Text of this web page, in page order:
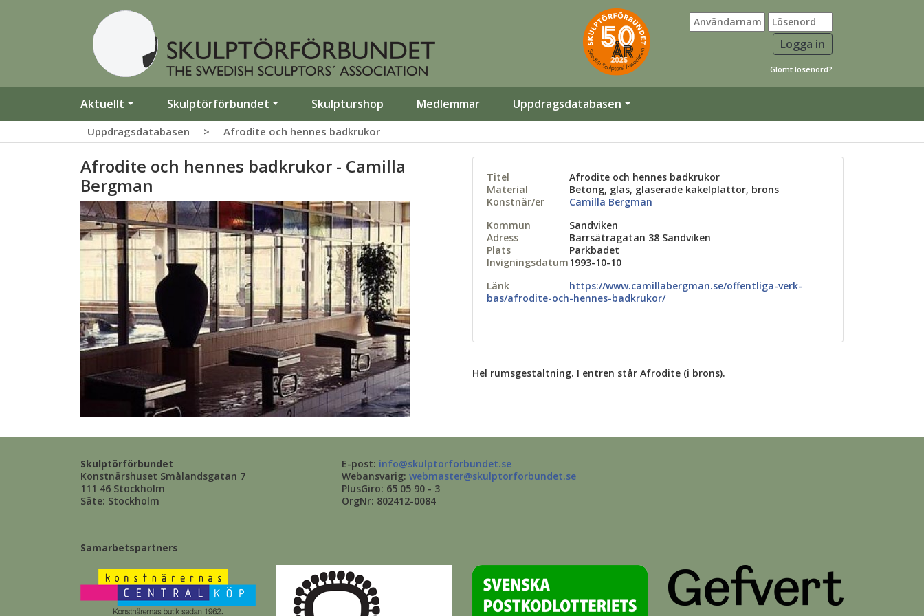
Glömt lösenord?
Aktuellt Skulptörförbundet Skulpturshop Medlemmar Uppdragsdatabasen
Uppdragsdatabasen > Afrodite och hennes badkrukor
Afrodite och hennes badkrukor - Camilla
Bergman
Titel
Afrodite och hennes badkrukor
Material
Betong, glas, glaserade kakelplattor, brons
Konstnär/er
Camilla Bergman
Kommun
Sandviken
Adress
Barrsätragatan 38 Sandviken
Plats
Parkbadet
Invigningsdatum1993-10-10
Länk
https://www.camillabergman.se/offentliga-verk-
bas/afrodite-och-hennes-badkrukor/
Hel rumsgestaltning. I entren står Afrodite (i brons).
Skulptörförbundet
Konstnärshuset Smålandsgatan 7
111 46 Stockholm
Säte: Stockholm
E-post: info@skulptorforbundet.se
Webansvarig: webmaster@skulptorforbundet.se
PlusGiro: 65 05 90 - 3
OrgNr: 802412-0084
Samarbetspartners